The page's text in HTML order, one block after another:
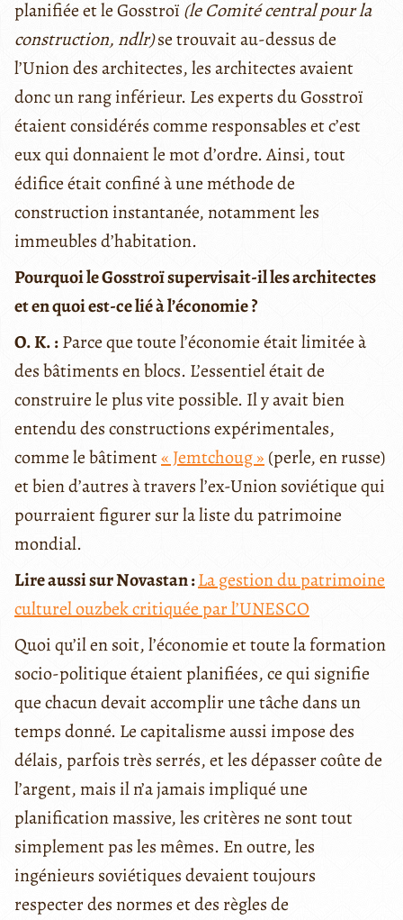
planifiée et le Gosstroï (le Comité central pour la
construction, ndlr)se trouvait au-dessus de
l’Union des architectes, les architectes avaient
donc un rang inférieur. Les experts du Gosstroï
étaient considérés comme responsables et c’est
eux qui donnaient le mot d’ordre. Ainsi, tout
édifice était confiné à une méthode de
construction instantanée, notamment les
immeubles d’habitation.
Pourquoi le Gosstroï supervisait-il les architectes
et en quoi est-ce lié à l’économie ?
O. K. :Parce que toute l’économie était limitée à
des bâtiments en blocs. L’essentiel était de
construire le plus vite possible. Il y avait bien
entendu des constructions expérimentales,
comme le bâtiment« Jemtchoug » (perle, en russe)
et bien d’autres à travers l’ex-Union soviétique qui
pourraient figurer sur la liste du patrimoine
mondial.
Lire aussi sur Novastan :La gestion du patrimoine
culturel ouzbek critiquée par l’UNESCO
Quoi qu’il en soit, l’économie et toute la formation
socio-politique étaient planifiées, ce qui signifie
que chacun devait accomplir une tâche dans un
temps donné. Le capitalisme aussi impose des
délais, parfois très serrés, et les dépasser coûte de
l’argent, mais il n’a jamais impliqué une
planification massive, les critères ne sont tout
simplement pas les mêmes. En outre, les
ingénieurs soviétiques devaient toujours
respecter des normes et des règles de